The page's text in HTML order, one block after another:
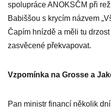
spolupráce ANOKSČM při
Babiššou s krycím názvem
Čapím hnízdě a měli tu drzost
zasvěcené překvapovat.
Vzpomínka na Grosse a
Pan ministr financí několik